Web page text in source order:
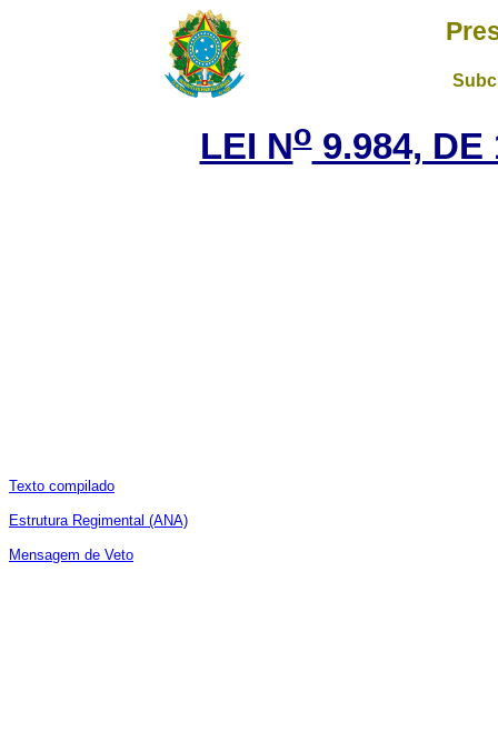
LEI No9.984, DE
Texto compilado
Estrutura Regimental (ANA)
Mensagem de Veto